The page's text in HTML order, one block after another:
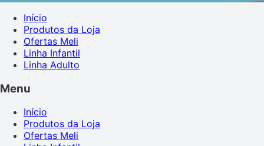
Início
Produtos da Loja
Ofertas Meli
Linha Infantil
Linha Adulto
Menu
Início
Produtos da Loja
Ofertas Meli